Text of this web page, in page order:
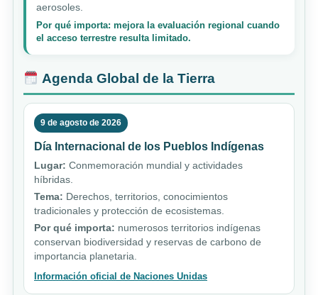
aerosoles.
Por qué importa: mejora la evaluación regional cuando
el acceso terrestre resulta limitado.
Agenda Global de la Tierra
9 de agosto de 2026
Día Internacional de los Pueblos Indígenas
Lugar: Conmemoración mundial y actividades
híbridas.
Tema: Derechos, territorios, conocimientos
tradicionales y protección de ecosistemas.
Por qué importa: numerosos territorios indígenas
conservan biodiversidad y reservas de carbono de
importancia planetaria.
Información oficial de Naciones Unidas